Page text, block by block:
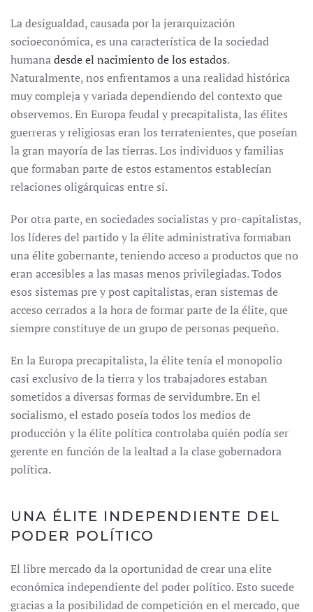
La desigualdad, causada por la jerarquización
socioeconómica, es una característica de la sociedad
humanadesde el nacimiento de los estados.
Naturalmente, nos enfrentamos a una realidad histórica
muy compleja y variada dependiendo del contexto que
observemos. En Europa feudal y precapitalista, las élites
guerreras y religiosas eran los terratenientes, que poseían
la gran mayoría de las tierras. Los individuos y familias
que formaban parte de estos estamentos establecían
relaciones oligárquicas entre sí.
Por otra parte, en sociedades socialistas y pro-capitalistas,
los líderes del partido y la élite administrativa formaban
una élite gobernante, teniendo acceso a productos que no
eran accesibles a las masas menos privilegiadas. Todos
esos sistemas pre y post capitalistas, eran sistemas de
acceso cerrados a la hora de formar parte de la élite, que
siempre constituye de un grupo de personas pequeño.
En la Europa precapitalista, la élite tenía el monopolio
casi exclusivo de la tierra y los trabajadores estaban
sometidos a diversas formas de servidumbre. En el
socialismo, el estado poseía todos los medios de
producción y la élite política controlaba quién podía ser
gerente en función de la lealtad a la clase gobernadora
política.
UNA ÉLITE INDEPENDIENTE DEL
PODER POLÍTICO
El libre mercado da la oportunidad de crear una elite
económica independiente del poder político. Esto sucede
gracias a la posibilidad de competición en el mercado, que